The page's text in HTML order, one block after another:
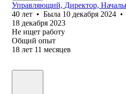
Управляющий, Директор,
40 лет • Была 10 декабря 2024 •
18 декабря 2023
Не ищет работу
Общий опыт
18 лет 11 месяцев